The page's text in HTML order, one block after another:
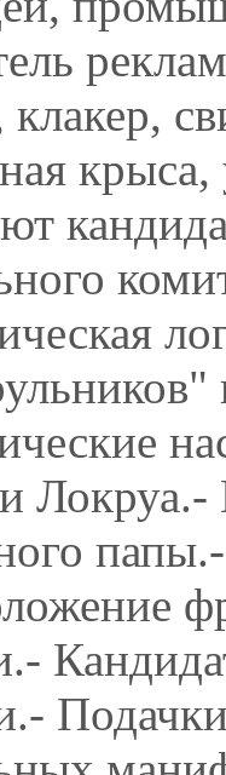
клакер,
Локруа.-